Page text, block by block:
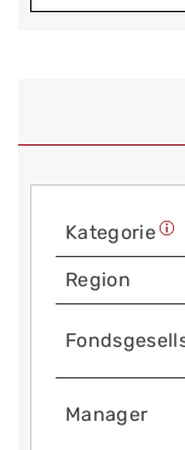
Kategorie
Region
Manager